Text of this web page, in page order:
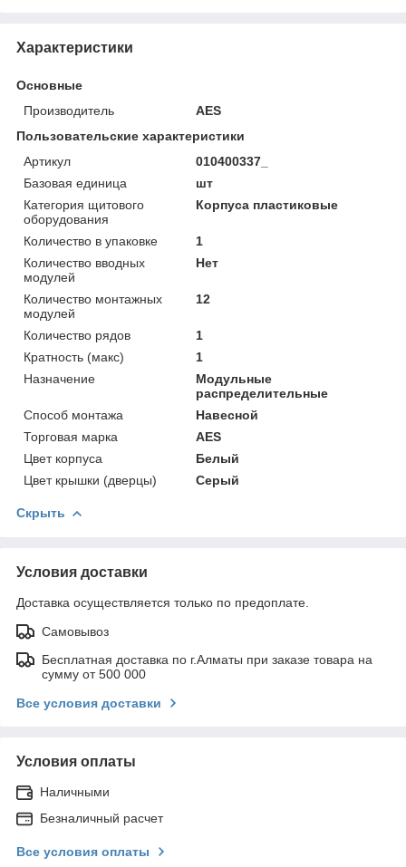
Характеристики
Основные
Производитель
AES
Пользовательские характеристики
Артикул
010400337_
Базовая единица
шт
Категория щитового
оборудования
Корпуса пластиковые
Количество в упаковке
1
Количество вводных
модулей
Нет
Количество монтажных
модулей
12
Количество рядов
1
Кратность (макс)
1
Назначение
Модульные
распределительные
Способ монтажа
Навесной
Торговая марка
AES
Цвет корпуса
Белый
Цвет крышки (дверцы)
Серый
Скрыть
Условия доставки
Доставка осуществляется только по предоплате.
Самовывоз
Бесплатная доставка по г.Алматы при заказе товара на
сумму от 500 000
Все условия доставки
Условия оплаты
Наличными
Безналичный расчет
Все условия оплаты